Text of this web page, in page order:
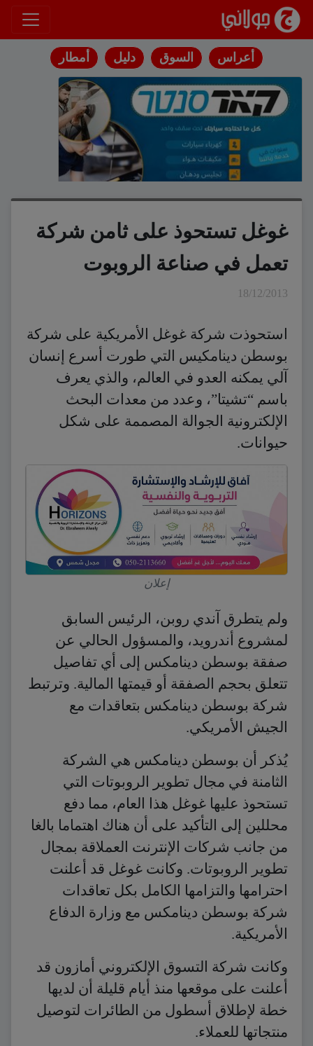
انتقل إلى المحتوى
أعراس السوق دليل أمطار
غوغل تستحوذ على ثامن شركة
تعمل في صناعة الروبوت
18/12/2013
استحوذت شركة غوغل الأمريكية على شركة
بوسطن دينامكيس التي طورت أسرع إنسان
آلي يمكنه العدو في العالم، والذي يعرف
باسم “تشيتا”، وعدد من معدات البحث
الإلكترونية الجوالة المصممة على شكل
حيوانات.
إعلان
ولم يتطرق آندي روبن، الرئيس السابق
لمشروع أندرويد، والمسؤول الحالي عن
صفقة بوسطن دينامكس إلى أي تفاصيل
تتعلق بحجم الصفقة أو قيمتها المالية. وترتبط
شركة بوسطن دينامكس بتعاقدات مع
الجيش الأمريكي.
يُذكر أن بوسطن دينامكس هي الشركة
الثامنة في مجال تطوير الروبوتات التي
تستحوذ عليها غوغل هذا العام، مما دفع
محللين إلى التأكيد على أن هناك اهتماما بالغا
من جانب شركات الإنترنت العملاقة بمجال
تطوير الروبوتات. وكانت غوغل قد أعلنت
احترامها والتزامها الكامل بكل تعاقدات
شركة بوسطن دينامكس مع وزارة الدفاع
الأمريكية.
وكانت شركة التسوق الإلكتروني أمازون قد
أعلنت على موقعها منذ أيام قليلة أن لديها
خطة لإطلاق أسطول من الطائرات لتوصيل
منتجاتها للعملاء.